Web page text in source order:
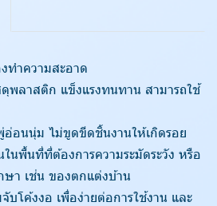
ทำความสะอาด
พลาสติก แข็งแรงทนทาน สามารถใช้
อนนุ่ม ไม่ขูดขีดชิ้นงานให้เกิดรอย
นพื้นที่ที่ต้องการความระมัดระวัง หรือ
ษา เช่น ของตกแต่งบ้าน
โค้งงอ เพื่อง่ายต่อการใช้งาน และ